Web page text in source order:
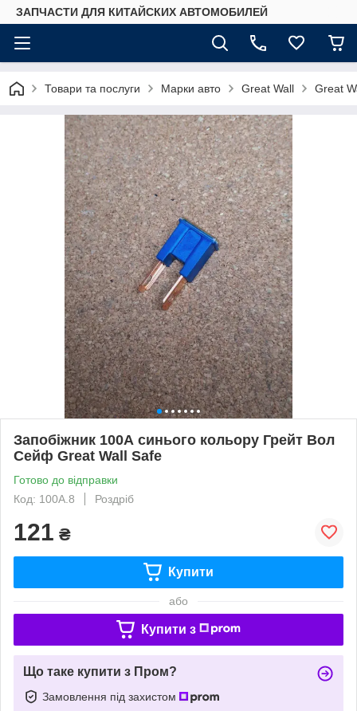
ЗАПЧАСТИ ДЛЯ КИТАЙСКИХ АВТОМОБИЛЕЙ
Товари та послуги Марки авто Great Wall Great
Запобіжник 100А синього кольору Грейт Вол
Сейф Great Wall Safe
Готово до відправки
Код: 100A.8
Роздріб
121 ₴
Купити
або
Купити з
Що таке купити з Пром?
Замовлення під захистом